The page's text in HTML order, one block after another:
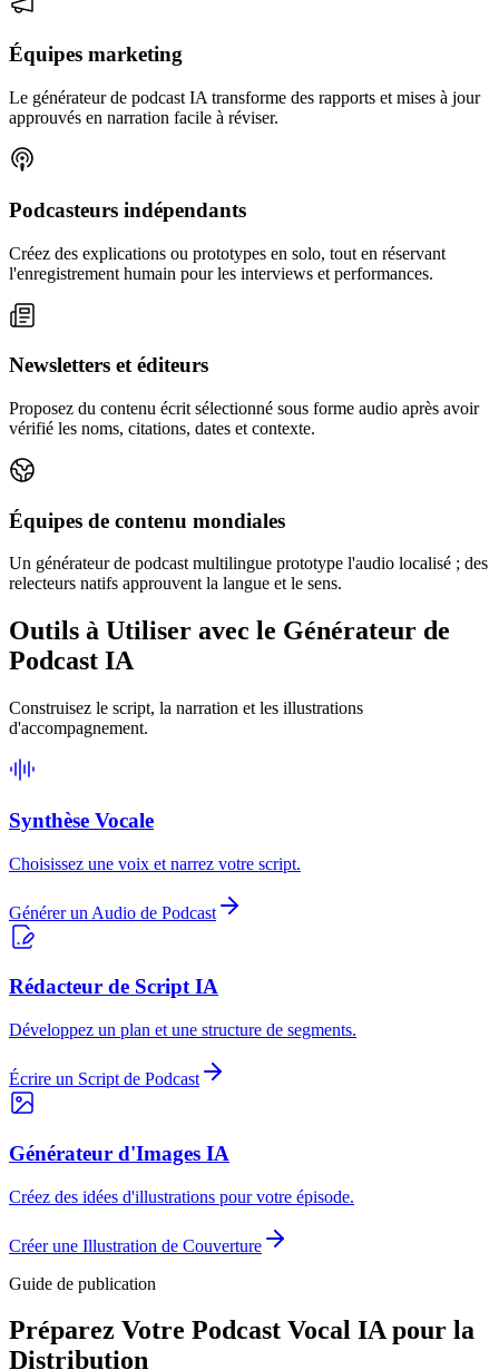
Équipes marketing
Le générateur de podcast IA transforme des rapports et mises à jour
approuvés en narration facile à réviser.
Podcasteurs indépendants
Créez des explications ou prototypes en solo, tout en réservant
l'enregistrement humain pour les interviews et performances.
Newsletters et éditeurs
Proposez du contenu écrit sélectionné sous forme audio après avoir
vérifié les noms, citations, dates et contexte.
Équipes de contenu mondiales
Un générateur de podcast multilingue prototype l'audio localisé ; des
relecteurs natifs approuvent la langue et le sens.
Outils à Utiliser avec le Générateur de
Podcast IA
Construisez le script, la narration et les illustrations
d'accompagnement.
Synthèse Vocale
Choisissez une voix et narrez votre script.
Générer un Audio de Podcast
Rédacteur de Script IA
Développez un plan et une structure de segments.
Écrire un Script de Podcast
Générateur d'Images IA
Créez des idées d'illustrations pour votre épisode.
Créer une Illustration de Couverture
Guide de publication
Préparez Votre Podcast Vocal IA pour la
Distribution